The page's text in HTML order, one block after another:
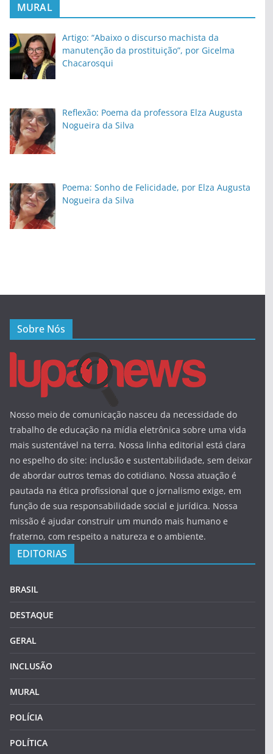
MURAL
Artigo: “Abaixo o discurso machista da
manutenção da prostituição”, por Gicelma
Chacarosqui
Reflexão: Poema da professora Elza Augusta
Nogueira da Silva
Poema: Sonho de Felicidade, por Elza Augusta
Nogueira da Silva
Sobre Nós
Nosso meio de comunicação nasceu da necessidade do
trabalho de educação na mídia eletrônica sobre uma vida
mais sustentável na terra. Nossa linha editorial está clara
no espelho do site: inclusão e sustentabilidade, sem deixar
de abordar outros temas do cotidiano. Nossa atuação é
pautada na ética profissional que o jornalismo exige, em
função de sua responsabilidade social e jurídica. Nossa
missão é ajudar construir um mundo mais humano e
fraterno, com respeito a natureza e o ambiente.
EDITORIAS
BRASIL
DESTAQUE
GERAL
INCLUSÃO
MURAL
POLÍCIA
POLÍTICA